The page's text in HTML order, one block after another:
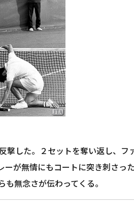
撃した。２セットを奪い返し、
ーが無情にもコートに突き刺さっ
無念さが伝わってくる。